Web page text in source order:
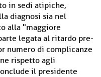
in sedi atipiche,
diagnosi sia nel
alla "maggiore
legata al ritardo pre-
numero di complicanze
rispetto agli
il presidente